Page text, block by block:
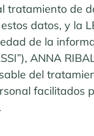
tratamiento de
datos, y la
de la
ANNA
del
facilitados